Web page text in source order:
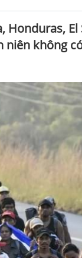
El
niên không